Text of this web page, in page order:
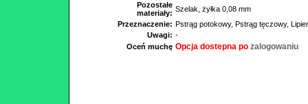
Pozostałe
materiały: Szelak, żyłka 0,08 mm
Przeznaczenie: Pstrąg potokowy, Pstrąg tęczowy,
Uwagi: -
Oceń muchę Opcja dostepna po zalogowaniu